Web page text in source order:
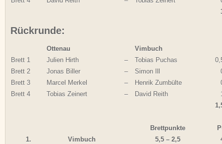
Rückrunde:
Ottenau
Vimbuch
Brett 1
Julien Hirth – Tobias Puchas
Brett 2
Jonas Biller – Simon Ill
Brett 3
Marcel Merkel – Henrik Zumbülte
Brett 4
Tobias Zeinert – David Reith
Brettpunkte
1.
Vimbuch 5,5 – 2,5